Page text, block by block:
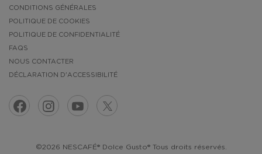
CONDITIONS GÉNÉRALES
POLITIQUE DE COOKIES
POLITIQUE DE CONFIDENTIALITÉ
FAQS
NOUS CONTACTER
DÉCLARATION D'ACCESSIBILITÉ
©2026 NESCAFÉ® Dolce Gusto® Tous droits réservés.